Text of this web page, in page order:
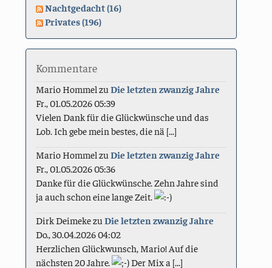
Nachtgedacht (16)
Privates (196)
Kommentare
Mario Hommel zuDie letzten zwanzig Jahre
Fr., 01.05.2026 05:39
Vielen Dank für die Glückwünsche und das
Lob. Ich gebe mein bestes, die nä [...]
Mario Hommel zuDie letzten zwanzig Jahre
Fr., 01.05.2026 05:36
Danke für die Glückwünsche. Zehn Jahre sind
ja auch schon eine lange Zeit.
Dirk DeimekezuDie letzten zwanzig Jahre
Do., 30.04.2026 04:02
Herzlichen Glückwunsch, Mario! Auf die
nächsten 20 Jahre.
Der Mix a [...]